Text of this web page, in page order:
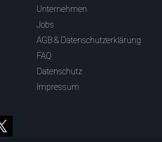
Unternehmen
Jobs
AGB & Datenschutzerklärung
FAQ
Datenschutz
Impressum